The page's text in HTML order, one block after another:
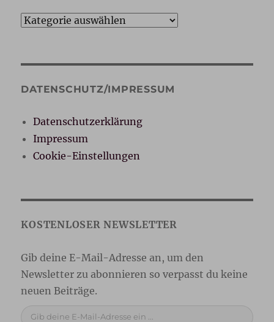
Kategorien
DATENSCHUTZ/IMPRESSUM
Datenschutzerklärung
Impressum
Cookie-Einstellungen